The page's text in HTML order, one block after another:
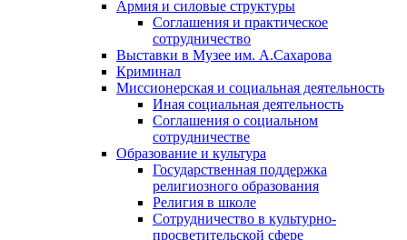
Армия и силовые структуры
Соглашения и практическое
сотрудничество
Выставки в Музее им. А.Сахарова
Криминал
Миссионерская и социальная деятельность
Иная социальная деятельность
Соглашения о социальном
сотрудничестве
Образование и культура
Государственная поддержка
религиозного образования
Религия в школе
Сотрудничество в культурно-
просветительской сфере